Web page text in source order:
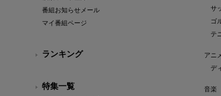
番組お知らせメール
マイ番組ページ
ランキング
特集一覧
サ
ゴ
テ
アニ
デ
音楽